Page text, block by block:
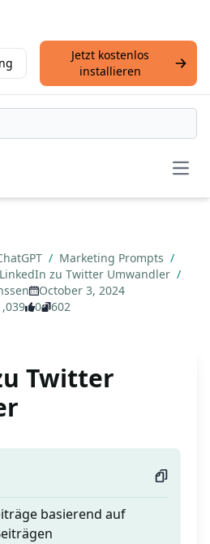
Jetzt kostenlos
installieren
/ Marketing Prompts /
LinkedIn zu Twitter Umwandler /
October 3, 2024
0 602
Twitter
basierend auf